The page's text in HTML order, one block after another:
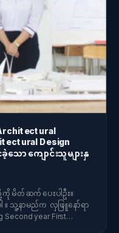
Design
ော ကျောင်းသူများနှ
မိတ်ဆက်ပေးပါဦး။
။ သူ့နာမည်က လှဖြူနော်ရာ
Second year First…